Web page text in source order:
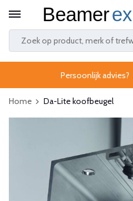
Persoonlijk advies?
Home Da-Lite koofbeugel